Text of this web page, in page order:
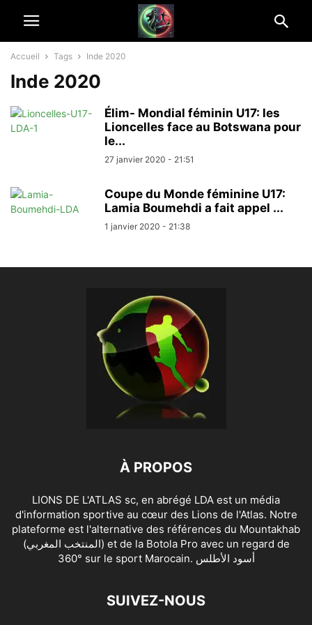
Accueil Tags Inde 2020
Inde 2020
Élim- Mondial féminin U17: les
Lioncelles face au Botswana pour
le...
27 janvier 2020 - 21:51
Coupe du Monde féminine U17:
Lamia Boumehdi a fait appel ...
1 janvier 2020 - 21:38
À PROPOS
LIONS DE L'ATLAS sc, en abrégé LDA est un média
d'information sportive au cœur des Lions de l'Atlas. Notre
plateforme est l'alternative des références du Mountakhab
(المنتخب المغربي) et de la Botola Pro avec un regard de
360° sur le sport Marocain. أسود الأطلس
SUIVEZ-NOUS